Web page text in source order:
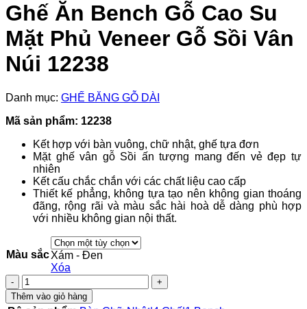
Ghế Ăn Bench Gỗ Cao Su
Mặt Phủ Veneer Gỗ Sồi Vân
Núi 12238
Danh mục: GHẾ BĂNG GỖ DÀI
Mã sản phẩm: 12238
Kết hợp với bàn vuông, chữ nhật, ghế tựa đơn
Mặt ghế vân gỗ Sồi ấn tượng mang đến vẻ đẹp tự
nhiên
Kết cấu chắc chắn với các chất liệu cao cấp
Thiết kế phẳng, không tựa tạo nên không gian thoáng
đãng, rộng rãi và màu sắc hài hoà dễ dàng phù hợp
với nhiều không gian nội thất.
Màu sắcXám - Đen
Xóa
Ghế
Ăn
Bench
Thêm vào giỏ hàng